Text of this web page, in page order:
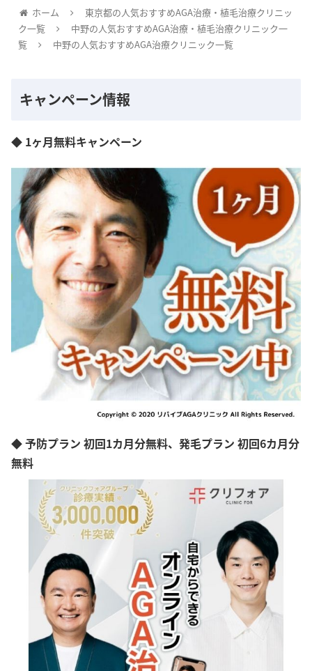
ホーム
東京都の人気おすすめAGA治療・植毛治療クリニッ
ク一覧
中野の人気おすすめAGA治療・植毛治療クリニック一
覧
中野の人気おすすめAGA治療クリニック一覧
キャンペーン情報
◆ 1ヶ月無料キャンペーン
◆ 予防プラン 初回1カ月分無料、発毛プラン 初回6カ月分
無料